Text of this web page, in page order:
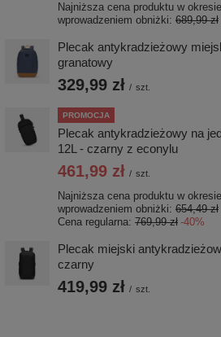
Najniższa cena produktu w
wprowadzeniem obniżki: 689,99 zł
Plecak antykradzieżowy
granatowy
329,99 zł / szt.
PROMOCJA
Plecak antykradzieżowy na
12L - czarny z econylu
461,99 zł / szt.
Najniższa cena produktu w
wprowadzeniem obniżki: 654,49 zł
Cena regularna: 769,99 zł -40%
Plecak miejski
czarny
419,99 zł / szt.